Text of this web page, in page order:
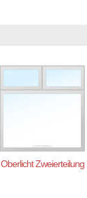
Oberlicht Zweierteilung